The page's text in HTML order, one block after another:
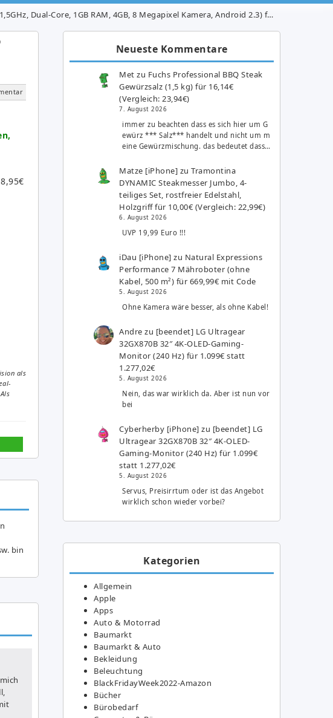
Dual-Core, 1GB RAM, 4GB, 8 Megapixel Kamera, Android 2.3) für 199,90€
als
bin
Neueste Kommentare
Met zu Fuchs Professional BBQ Steak
Gewürzsalz (1,5 kg) für 16,14€
(Vergleich: 23,94€)
7. August 2026
immer zu beachten dass es sich hier um G
ewürz *** Salz*** handelt und nicht um m
eine Gewürzmischung. das bedeutet dass…
Matze [iPhone] zuTramontina
DYNAMIC Steakmesser Jumbo, 4-
teiliges Set, rostfreier Edelstahl,
Holzgriff für 10,00€ (Vergleich: 22,99€)
6. August 2026
UVP 19,99 Euro !!!
iDau [iPhone] zu Natural Expressions
Performance 7 Mähroboter (ohne
Kabel, 500 m²) für 669,99€ mit Code
5. August 2026
Ohne Kamera wäre besser, als ohne Kabel!
Andre zu [beendet] LG Ultragear
32GX870B 32″ 4K-OLED-Gaming-
Monitor (240 Hz) für 1.099€ statt
1.277,02€
5. August 2026
Nein, das war wirklich da. Aber ist nun vor
bei
Cyberherby [iPhone] zu [beendet] LG
Ultragear 32GX870B 32″ 4K-OLED-
Gaming-Monitor (240 Hz) für 1.099€
statt 1.277,02€
5. August 2026
Servus, Preisirrtum oder ist das Angebot
wirklich schon wieder vorbei?
Kategorien
Allgemein
Apple
Apps
Auto & Motorrad
Baumarkt
Baumarkt & Auto
Bekleidung
Beleuchtung
BlackFridayWeek2022-Amazon
Bücher
Bürobedarf